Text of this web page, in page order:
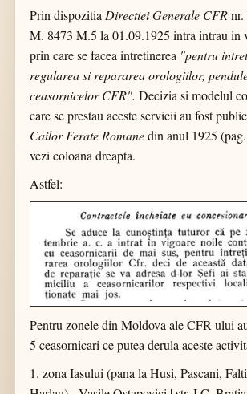
Prin dispozitia Directiei Generale CFRnr.
M. 8473 M.5 la 01.09.1925 intra intrau in
prin care se facea intretinerea "pentru
regularea si repararea orologiilor,
ceasornicelor CFR". Decizia si modelul
care se prestau aceste servicii au fost
Cailor Ferate Romanedin anul 1925
vezi coloana dreapta.
Astfel:
Pentru zonele din Moldova ale CFR-ului
5 ceasornicari ce putea derula aceste
1. zona Iasului (pana la Husi, Pascani,